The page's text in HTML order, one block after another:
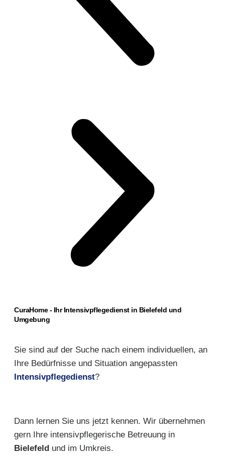
CuraHome - Ihr Intensivpflegedienst in Bielefeld und
Umgebung
Sie sind auf der Suche nach einem individuellen, an
Ihre Bedürfnisse und Situation angepassten
Intensivpflegedienst?
Dann lernen Sie uns jetzt kennen. Wir übernehmen
gern Ihre intensivpflegerische Betreuung in
Bielefeld und im Umkreis.